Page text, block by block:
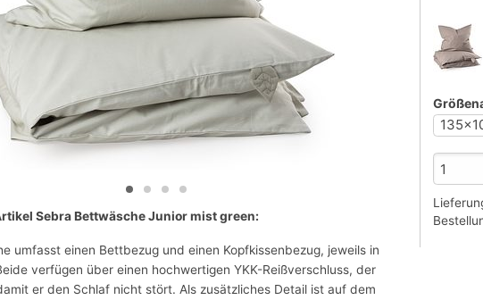
Sebra Bettwäsche Junior mist green:
umfasst einen Bettbezug und einen Kopfkissenbezug, jeweils in
verfügen über einen hochwertigen YKK-Reißverschluss, der
er den Schlaf nicht stört. Als zusätzliches Detail ist auf dem